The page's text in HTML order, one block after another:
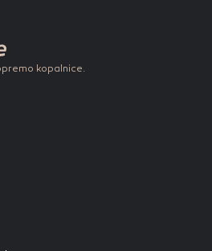
kopalnice.